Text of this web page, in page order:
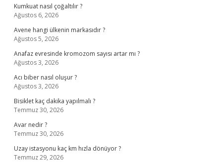
Kumkuat nasıl çoğaltılır ?
Ağustos 6, 2026
Avene hangi ülkenin markasıdır ?
Ağustos 5, 2026
Anafaz evresinde kromozom sayısı artar mı ?
Ağustos 3, 2026
Acı biber nasıl oluşur ?
Ağustos 3, 2026
Bisiklet kaç dakika yapılmalı ?
Temmuz 30, 2026
Avar nedir ?
Temmuz 30, 2026
Uzay istasyonu kaç km hızla dönüyor ?
Temmuz 29, 2026